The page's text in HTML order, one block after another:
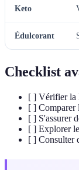
Keto
Édulcorant
Checklist
[ ] Vérifier la
[ ] Comparer
[ ] S'assurer
[ ] Explorer
[ ] Consulter